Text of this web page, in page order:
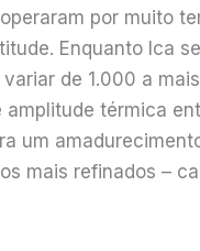
por muito
Enquanto Ica
de 1.000 a
térmica
um
mais refinados –